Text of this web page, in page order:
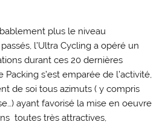
plus le niveau
l’Ultra Cycling a opéré un
durant ces 20 dernières
s’est emparée de l’activité,
de soi tous azimuts ( y compris
ayant favorisé la mise en oeuvre
toutes très attractives,